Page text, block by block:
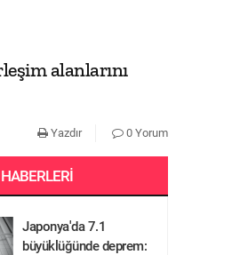
alanlarını
Yazdır 0 Yorum
Japonya'da 7.1
büyüklüğünde deprem: